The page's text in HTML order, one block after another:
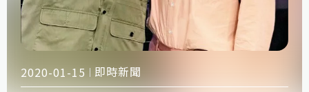
2020-01-15 即時新聞